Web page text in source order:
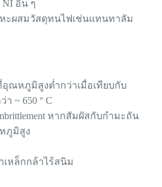
NI อื่น ๆ
ะผสมวัสดุทนไฟเช่นแทนทาลัม
ณหภูมิสูงต่ำกว่าเมื่อเทียบกับ
า ~ 650 ° C
หากสัมผัสกับกำมะถัน
ภูมิสูง
เหล็กกล้าไร้สนิม